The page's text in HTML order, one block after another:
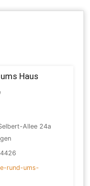
Haus
Allee 24a
rund-ums-